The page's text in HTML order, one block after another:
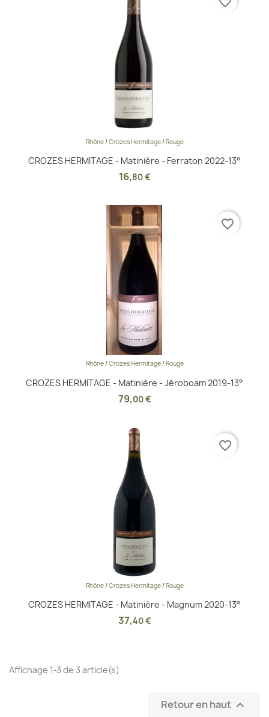
Rhône/Crozes Hermitage/Rouge
CROZES HERMITAGE - Matinière - Ferraton 2022-13°
16,80 €
Rhône/Crozes Hermitage/Rouge
CROZES HERMITAGE - Matinière - Jéroboam 2019-13°
79,00 €
favorite_border
Rhône/Crozes Hermitage/Rouge
CROZES HERMITAGE - Matinière - Magnum 2020-13°
37,40 €
favorite_border
Affichage 1-3 de 3 article(s)
Retour en haut 